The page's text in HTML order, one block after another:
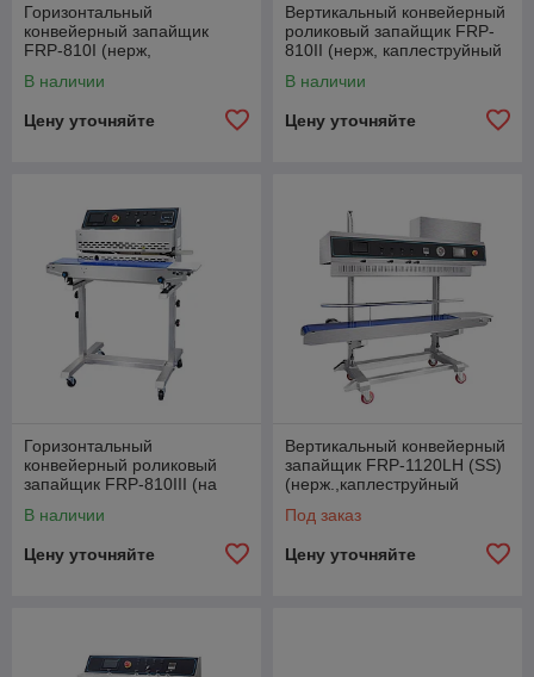
Горизонтальный
конвейерный запайщик
FRP-810I (нерж,
В наличии
Цену уточняйте
Вертикальный конвейерный
роликовый запайщик FRP-
810II (нерж, каплеструйный
В наличии
Цену уточняйте
Горизонтальный
конвейерный роликовый
запайщик FRP-810III (на
принтер)
В наличии
Цену уточняйте
Вертикальный конвейерный
запайщик FRP-1120LH (SS)
(нерж.,каплеструйный
возд)
Под заказ
Цену уточняйте